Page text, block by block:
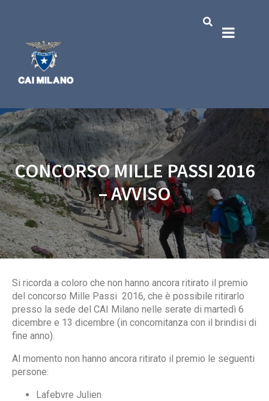
CONCORSO MILLE PASSI 2016
– AVVISO
Si ricorda a coloro che non hanno ancora ritirato il premio
del concorso Mille Passi 2016, che è possibile ritirarlo
presso la sede del CAI Milano nelle serate di martedì 6
dicembre e 13 dicembre (in concomitanza con il brindisi di
fine anno).
Al momento non hanno ancora ritirato il premio le seguenti
persone:
Lafebvre Julien